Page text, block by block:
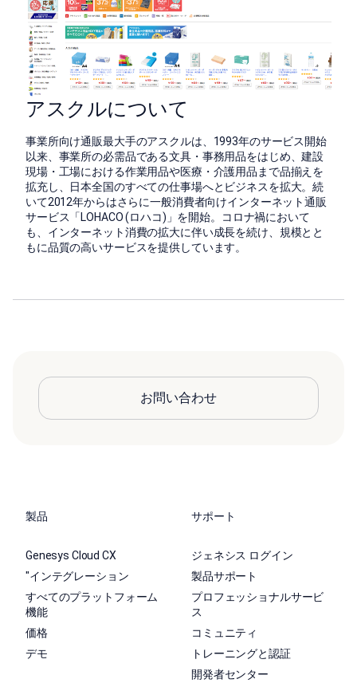
アスクルについて
事業所向け通販最大手のアスクルは、1993年のサービス開始
以来、事業所の必需品である文具・事務用品をはじめ、建設
現場・工場における作業用品や医療・介護用品まで品揃えを
拡充し、日本全国のすべての仕事場へとビジネスを拡大。続
いて2012年からはさらに一般消費者向けインターネット通販
サービス「LOHACO (ロハコ)」を開始。コロナ禍において
も、インターネット消費の拡大に伴い成長を続け、規模とと
もに品質の高いサービスを提供しています。
お問い合わせ
製品
Genesys Cloud CX
"インテグレーション
すべてのプラットフォーム
機能
価格
デモ
サポート
ジェネシス ログイン
製品サポート
プロフェッショナルサービ
ス
コミュニティ
トレーニングと認証
開発者センター